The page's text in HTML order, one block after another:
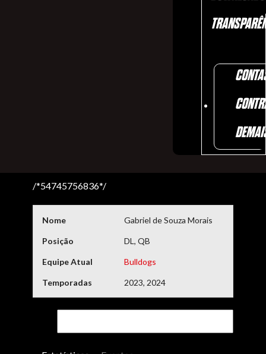
/*54745756836*/
Nome Gabriel de Souza Morais
Posição DL, QB
Equipe Atual Bulldogs
Temporadas 2023, 2024